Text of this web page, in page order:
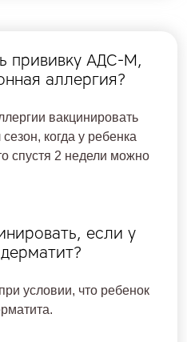
прививку АДС-М,
аллергия?
вакцинировать
когда у ребенка
спустя 2 недели можно
если у
условии, что ребенок